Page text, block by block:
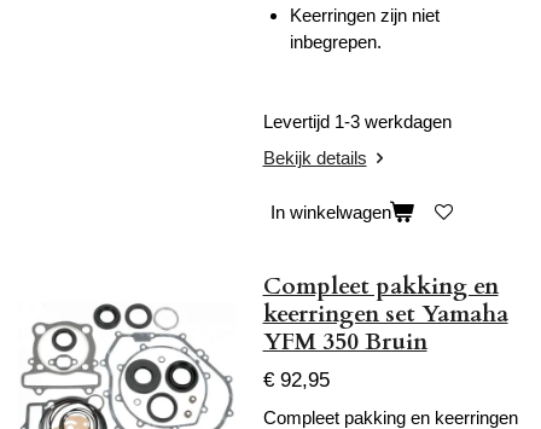
Keerringen zijn niet
inbegrepen.
Levertijd 1-3 werkdagen
Bekijk details
In winkelwagen
Compleet pakking en
keerringen set Yamaha
YFM 350 Bruin
€ 92,95
Compleet pakking en keerringen